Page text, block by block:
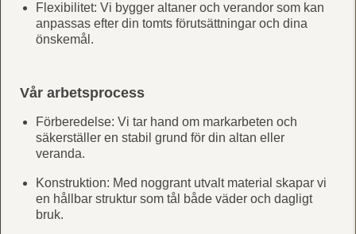
Flexibilitet: Vi bygger altaner och verandor som kan
anpassas efter din tomts förutsättningar och dina
önskemål.
Vår arbetsprocess
Förberedelse: Vi tar hand om markarbeten och
säkerställer en stabil grund för din altan eller
veranda.
Konstruktion: Med noggrant utvalt material skapar vi
en hållbar struktur som tål både väder och dagligt
bruk.